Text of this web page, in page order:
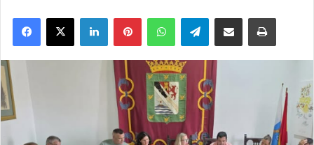
LinkedInPinterestWhatsAppTelegramCompartir por Email Imprimir